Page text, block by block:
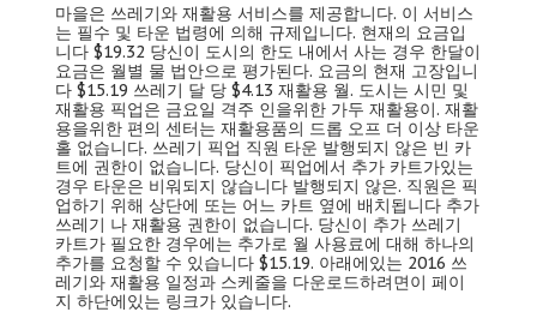
마을은 쓰레기와 재활용 서비스를 제공합니다. 이 서비스
는 필수 및 타운 법령에 의해 규제입니다. 현재의 요금입
니다 $19.32 당신이 도시의 한도 내에서 사는 경우 한달이
요금은 월별 물 법안으로 평가된다. 요금의 현재 고장입니
다 $15.19 쓰레기 달 당 $4.13 재활용 월. 도시는 시민 및
재활용 픽업은 금요일 격주 인을위한 가두 재활용이. 재활
용을위한 편의 센터는 재활용품의 드롭 오프 더 이상 타운
홀 없습니다. 쓰레기 픽업 직원 타운 발행되지 않은 빈 카
트에 권한이 없습니다. 당신이 픽업에서 추가 카트가있는
경우 타운은 비워되지 않습니다 발행되지 않은. 직원은 픽
업하기 위해 상단에 또는 어느 카트 옆에 배치됩니다 추가
쓰레기 나 재활용 권한이 없습니다. 당신이 추가 쓰레기
카트가 필요한 경우에는 추가로 월 사용료에 대해 하나의
추가를 요청할 수 있습니다 $15.19. 아래에있는 2016 쓰
레기와 재활용 일정과 스케줄을 다운로드하려면이 페이
지 하단에있는 링크가 있습니다.